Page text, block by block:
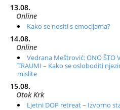
13.08.
Online
Kako se nositi s emocijama?
14.08.
Online
Vedrana Meštrović: ONO ŠTO
TRAUMI – Kako se osloboditi
mislite
15.08.
Otok Krk
Ljetni DOP retreat – Izvorno